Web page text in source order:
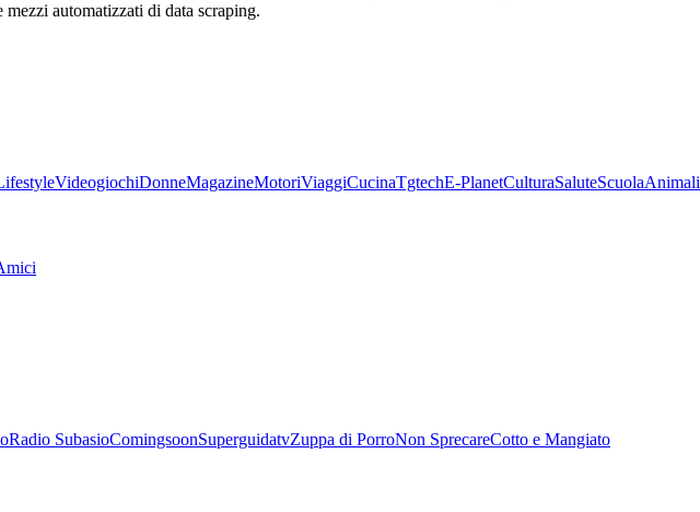
automatizzati di data scraping.
VideogiochiDonneMagazineMotoriViaggiCucinaTgtechE-PlanetCulturaSaluteScuolaAnimali
Radio SubasioComingsoonSuperguidatvZuppa di PorroNon SprecareCotto e Mangiato